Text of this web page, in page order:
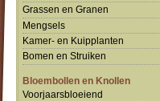
Grassen en Granen
Mengsels
Kamer- en Kuipplanten
Bomen en Struiken
Bloembollen en Knollen
Voorjaarsbloeiend